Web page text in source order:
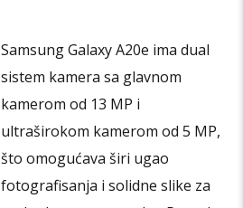
izabrane
na
stranici
proizvoda.
Samsung Galaxy A20e ima dual
sistem kamera sa glavnom
kamerom od 13 MP i
ultraširokom kamerom od 5 MP,
što omogućava širi ugao
fotografisanja i solidne slike za